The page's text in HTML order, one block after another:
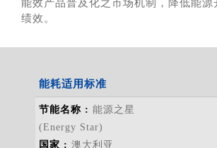
能效产品普及化之市场机制，降低能源
绩效。
能耗适用标准
能源之星
(Energy Star)
澳大利亚